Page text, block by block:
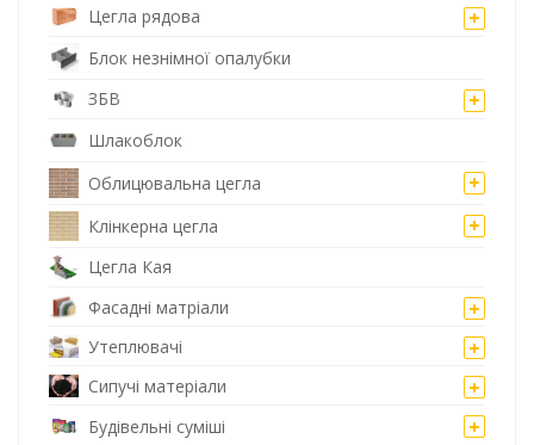
Цегла рядова
Блок незнімної опалубки
ЗБВ
Шлакоблок
Облицювальна цегла
Клінкерна цегла
Цегла Кая
Фасадні матріали
Утеплювачі
Сипучі матеріали
Будівельні суміші